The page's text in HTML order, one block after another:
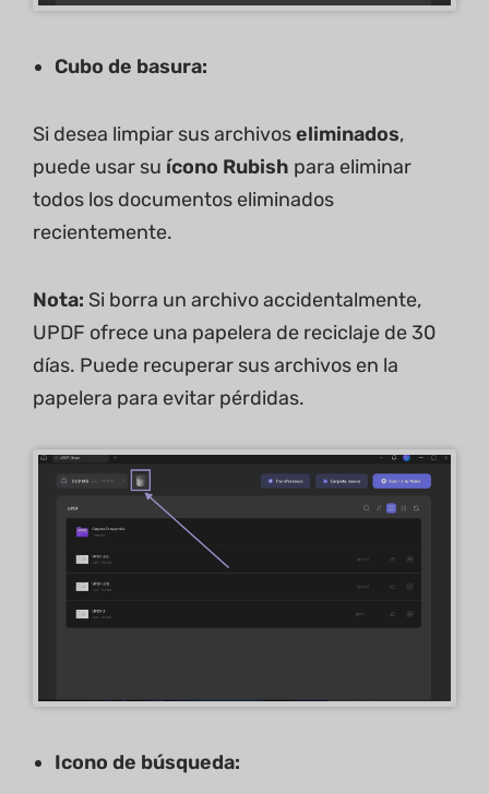
Cubo de basura:
Si desea limpiar sus archivoseliminados,
puede usar su ícono Rubish para eliminar
todos los documentos eliminados
recientemente.
Nota: Si borra un archivo accidentalmente,
UPDF ofrece una papelera de reciclaje de 30
días. Puede recuperar sus archivos en la
papelera para evitar pérdidas.
Icono de búsqueda: